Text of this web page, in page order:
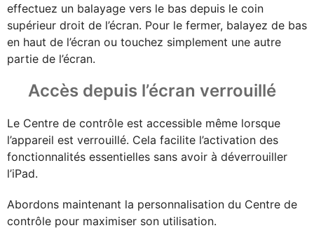
effectuez un balayage vers le bas depuis le coin
supérieur droit de l’écran. Pour le fermer, balayez de bas
en haut de l’écran ou touchez simplement une autre
partie de l’écran.
Accès depuis l’écran verrouillé
Le Centre de contrôle est accessible même lorsque
l’appareil est verrouillé. Cela facilite l’activation des
fonctionnalités essentielles sans avoir à déverrouiller
l’iPad.
Abordons maintenant la personnalisation du Centre de
contrôle pour maximiser son utilisation.